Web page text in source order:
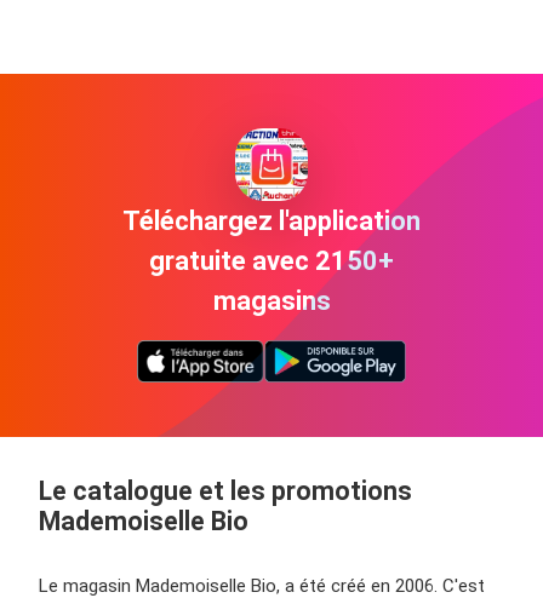
Téléchargez l'application
gratuite avec 2150+
magasins
Le catalogue et les promotions
Mademoiselle Bio
Le magasin Mademoiselle Bio, a été créé en 2006. C'est